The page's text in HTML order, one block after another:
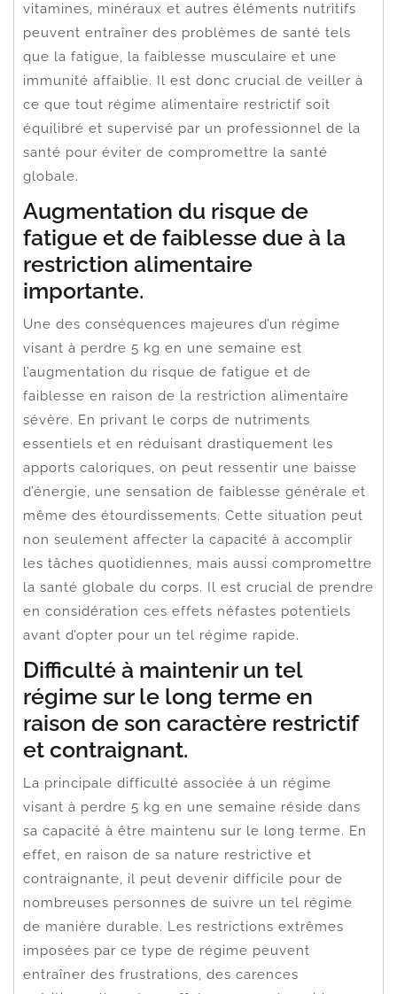
vitamines, minéraux et autres éléments nutritifs
peuvent entraîner des problèmes de santé tels
que la fatigue, la faiblesse musculaire et une
immunité affaiblie. Il est donc crucial de veiller à
ce que tout régime alimentaire restrictif soit
équilibré et supervisé par un professionnel de la
santé pour éviter de compromettre la santé
globale.
Augmentation du risque de
fatigue et de faiblesse due à la
restriction alimentaire
importante.
Une des conséquences majeures d’un régime
visant à perdre 5 kg en une semaine est
l’augmentation du risque de fatigue et de
faiblesse en raison de la restriction alimentaire
sévère. En privant le corps de nutriments
essentiels et en réduisant drastiquement les
apports caloriques, on peut ressentir une baisse
d’énergie, une sensation de faiblesse générale et
même des étourdissements. Cette situation peut
non seulement affecter la capacité à accomplir
les tâches quotidiennes, mais aussi compromettre
la santé globale du corps. Il est crucial de prendre
en considération ces effets néfastes potentiels
avant d’opter pour un tel régime rapide.
Difficulté à maintenir un tel
régime sur le long terme en
raison de son caractère restrictif
et contraignant.
La principale difficulté associée à un régime
visant à perdre 5 kg en une semaine réside dans
sa capacité à être maintenu sur le long terme. En
effet, en raison de sa nature restrictive et
contraignante, il peut devenir difficile pour de
nombreuses personnes de suivre un tel régime
de manière durable. Les restrictions extrêmes
imposées par ce type de régime peuvent
entraîner des frustrations, des carences